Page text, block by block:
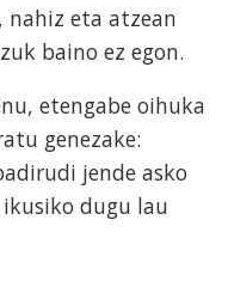
eta atzean
baino ez egon.
etengabe oihuka
genezake:
jende asko
dugu lau